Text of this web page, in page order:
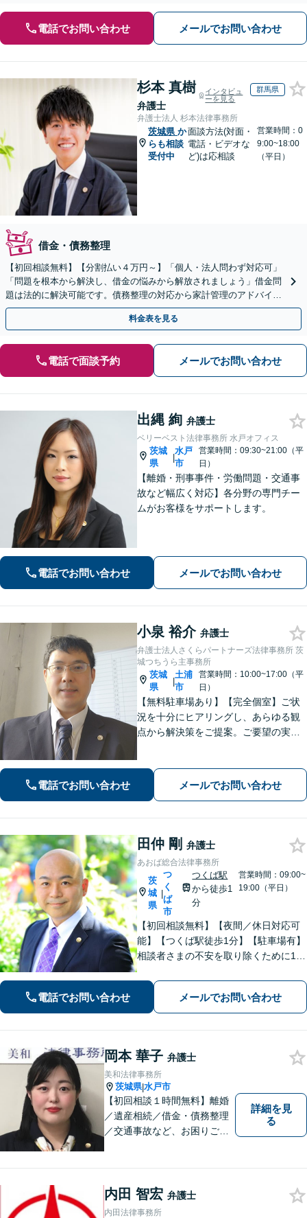
電話でお問い合わせ メールでお問い合わせ
杉本 真樹
弁護士
インタビュ
ーを見る
群馬県
弁護士法人 杉本法律事務所
茨城県 か
らも相談
受付中
面談方法(対面・
電話・ビデオな
ど)は応相談
営業時間：0
9:00~18:00
（平日）
借金・債務整理
【初回相談無料】【分割払い４万円～】「個人・法人問わず対応可」
「問題を根本から解決し、借金の悩みから解放されましょう」借金問
題は法的に解決可能です。債務整理の対応から家計管理のアドバイス
まで一貫してサポ―ト【休日・夜間相談可】
料金表を見る
電話で面談予約 メールでお問い合わせ
出縄 絢 弁護士
ベリーベスト法律事務所 水戸オフィス
茨城
県
|
水戸
市
営業時間：09:30~21:00（平
日）
【離婚・刑事事件・労働問題・交通事
故など幅広く対応】各分野の専門チー
ムがお客様をサポートします。
電話でお問い合わせ メールでお問い合わせ
小泉 裕介 弁護士
弁護士法人さくらパートナーズ法律事務所 茨
城つちうら主事務所
茨城
県
|
土浦
市
営業時間：10:00~17:00（平
日）
【無料駐車場あり】【完全個室】ご状
況を十分にヒアリングし、あらゆる観
点から解決策をご提案。ご要望の実現
活動に注力。交通事故・相続問題も実
績豊富【夜間休日対応】【土浦駅より
電話でお問い合わせ メールでお問い合わせ
田仲 剛 弁護士
あおば総合法律事務所
茨
城
県
|
つ
く
ば
市
つくば駅
から徒歩1
分
営業時間：09:00~
19:00（平日）
【初回相談無料】【夜間／休日対応可
能】【つくば駅徒歩1分】【駐車場有】
相談者さまの不安を取り除くために1件
談者さまに寄り添った解決方法を提案
することを心がけています。まずはお
気軽にお問い合わせください。
電話でお問い合わせ メールでお問い合わせ
岡本 華子 弁護士
美和法律事務所
茨城県|水戸市
【初回相談１時間無料】離婚
／遺産相続／借金・債務整理
／交通事故など、お困りごと
ートします。
詳細を見
る
内田 智宏 弁護士
内田法律事務所